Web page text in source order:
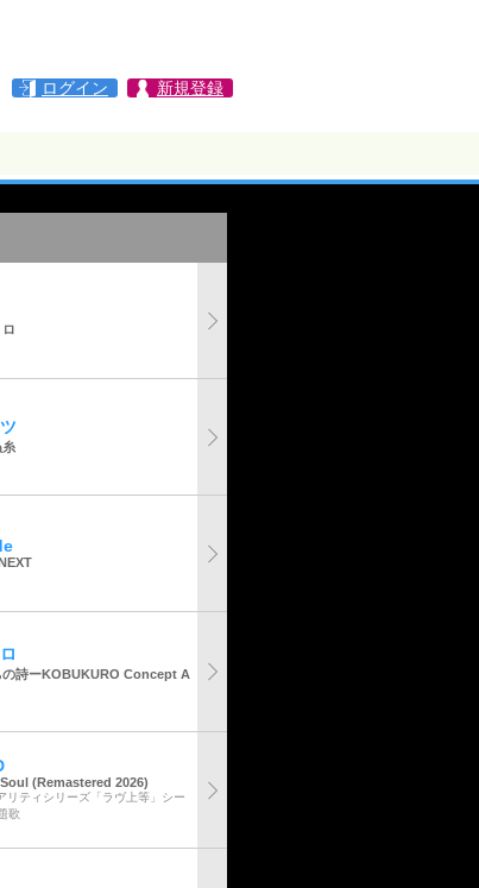
ログイン 新規登録
糸
の詩ーKOBUKURO Concept A
(Remastered 2026)
リティシリーズ「ラヴ上等」シー
歌